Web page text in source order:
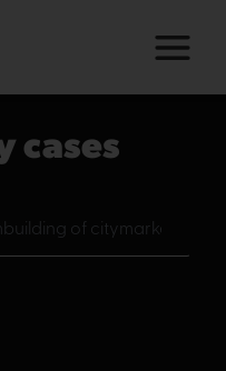
cases